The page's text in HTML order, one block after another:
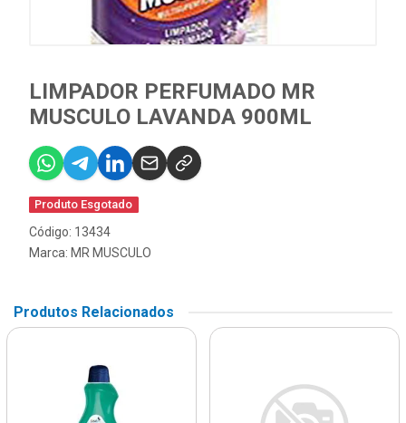
LIMPADOR PERFUMADO MR
MUSCULO LAVANDA 900ML
Produto Esgotado
Código: 13434
Marca: MR MUSCULO
Produtos Relacionados